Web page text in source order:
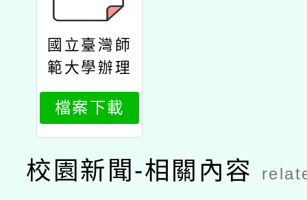
國立臺灣師
範大學辦理
原住民族語
言臺北學習
中心114年
度暑期「族
語學習班」
檔案下載
校園新聞-相關內容